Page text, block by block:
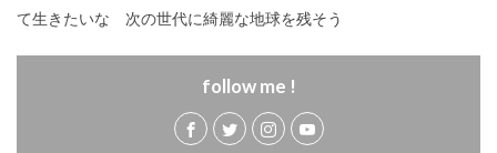
て生きたいな 次の世代に綺麗な地球を残そう
follow me !